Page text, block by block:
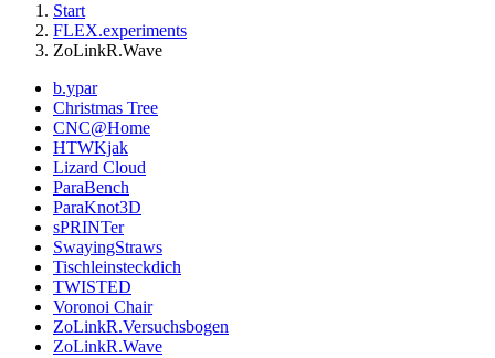
Start
FLEX.experiments
ZoLinkR.Wave
b.ypar
Christmas Tree
CNC@Home
HTWKjak
Lizard Cloud
ParaBench
ParaKnot3D
sPRINTer
SwayingStraws
Tischleinsteckdich
TWISTED
Voronoi Chair
ZoLinkR.Versuchsbogen
ZoLinkR.Wave